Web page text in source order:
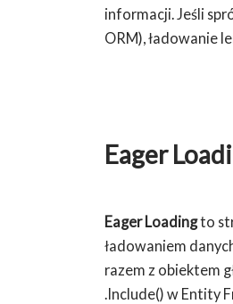
informacji. Jeśli
ORM), ładowanie
Eager
Eager Loadingto
ładowaniem
razem z obiektem
.Include() w Entity